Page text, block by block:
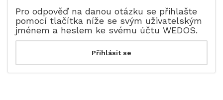
Pro odpověď na danou otázku se přihlašte
pomocí tlačítka níže se svým uživatelským
jménem a heslem ke svému účtu WEDOS.